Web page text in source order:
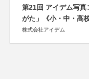
第21回 アイデム写
がた」《小・中・高
株式会社アイデム